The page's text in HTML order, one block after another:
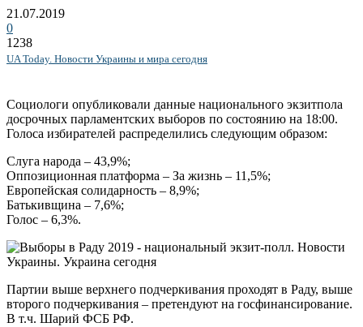
21.07.2019
0
1238
UA Today. Новости Украины и мира сегодня
Cоциологи опубликовали данные национального экзитпола
досрочных парламентских выборов по состоянию на 18:00.
Голоса избирателей распределились следующим образом:
Слуга народа – 43,9%;
Оппозиционная платформа – За жизнь – 11,5%;
Европейская солидарность – 8,9%;
Батькивщина – 7,6%;
Голос – 6,3%.
Партии выше верхнего подчеркивания проходят в Раду, выше
второго подчеркивания – претендуют на госфинансирование.
В т.ч. Шарий ФСБ РФ.